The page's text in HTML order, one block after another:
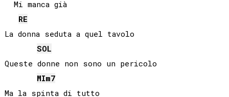
  Mi manca già
RE
La donna seduta a quel tavolo
SOL
Queste donne non sono un pericolo
MIm7
Ma la spinta di tutto